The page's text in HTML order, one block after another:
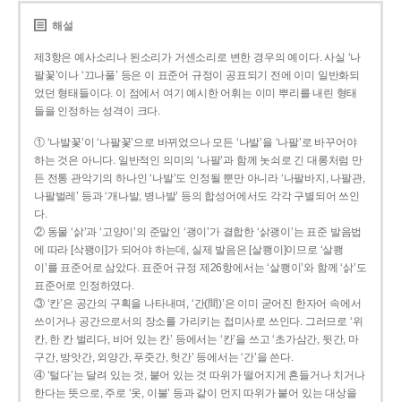
해설
제3항은 예사소리나 된소리가 거센소리로 변한 경우의 예이다. 사실 ‘나
팔꽃’이나 ‘끄나풀’ 등은 이 표준어 규정이 공표되기 전에 이미 일반화되
었던 형태들이다. 이 점에서 여기 예시한 어휘는 이미 뿌리를 내린 형태
들을 인정하는 성격이 크다.
① ‘나발꽃’이 ‘나팔꽃’으로 바뀌었으나 모든 ‘나발’을 ‘나팔’로 바꾸어야
하는 것은 아니다. 일반적인 의미의 ‘나팔’과 함께 놋쇠로 긴 대롱처럼 만
든 전통 관악기의 하나인 ‘나발’도 인정될 뿐만 아니라 ‘나팔바지, 나팔관,
나팔벌레’ 등과 ‘개나발, 병나발’ 등의 합성어에서도 각각 구별되어 쓰인
다.
② 동물 ‘삵’과 ‘고양이’의 준말인 ‘괭이’가 결합한 ‘삵괭이’는 표준 발음법
에 따라 [삭꽹이]가 되어야 하는데, 실제 발음은 [살쾡이]이므로 ‘살쾡
이’를 표준어로 삼았다. 표준어 규정 제26항에서는 ‘살쾡이’와 함께 ‘삵’도
표준어로 인정하였다.
③ ‘칸’은 공간의 구획을 나타내며, ‘간(間)’은 이미 굳어진 한자어 속에서
쓰이거나 공간으로서의 장소를 가리키는 접미사로 쓰인다. 그러므로 ‘위
칸, 한 칸 벌리다, 비어 있는 칸’ 등에서는 ‘칸’을 쓰고 ‘초가삼간, 뒷간, 마
구간, 방앗간, 외양간, 푸줏간, 헛간’ 등에서는 ‘간’을 쓴다.
④ ‘털다’는 달려 있는 것, 붙어 있는 것 따위가 떨어지게 흔들거나 치거나
한다는 뜻으로, 주로 ‘옷, 이불’ 등과 같이 먼지 따위가 붙어 있는 대상을